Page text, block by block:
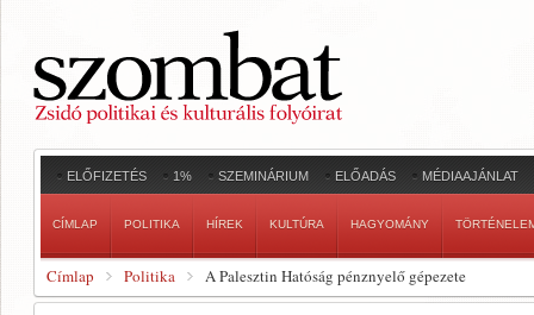
ELŐFIZETÉS 1% SZEMINÁRIUM ELŐADÁS MÉDIAAJÁNLAT
CÍMLAP POLITIKA HÍREK KULTÚRA HAGYOMÁNY
Címlap Politika A Palesztin Hatóság pénznyelő gépezete